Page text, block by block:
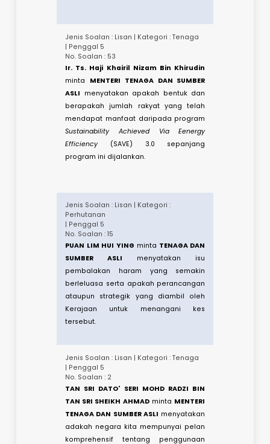
Kementerian memastikan ekologi
harimau selamat daripada sebarang
bentuk ancaman pembalakan dan
pencerobohan hutan yang berleluasa
kebelakangan ini.​
Jenis Soalan : Lisan | Kategori : Tenaga
| Penggal 5
No. Soalan : 53
berapakah jumlah rakyat yang telah
mendapat manfaat daripada program
Efficiency (SAVE) 3.0 sepanjang
program ini dijalankan.​​
Jenis Soalan : Lisan | Kategori :
| Penggal 5
No. Soalan : 15
PUAN LIM HUI YING
SUMBER ASLI
berleluasa serta apakah perancangan
ataupun strategik yang diambil oleh
Kerajaan untuk menangani kes